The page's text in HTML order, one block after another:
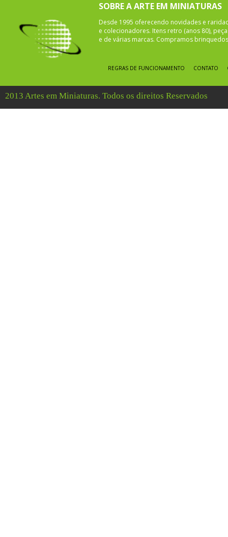
SOBRE A ARTE EM MINIATURAS
Desde 1995 oferecendo novidades e
e colecionadores. Itens retro (anos 80),
e de várias marcas. Compramos
REGRAS DE FUNCIONAMENTO CONTATO
2013 Artes em Miniaturas. Todos os direitos Reservados